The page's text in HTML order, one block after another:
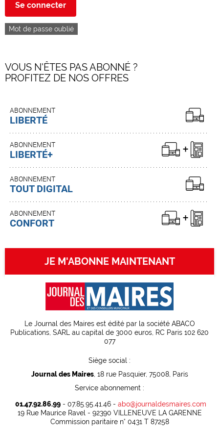
Se connecter
Mot de passe oublié
VOUS N'ÊTES PAS ABONNÉ ?
PROFITEZ DE NOS OFFRES
ABONNEMENT
LIBERTÉ
ABONNEMENT
LIBERTÉ+
ABONNEMENT
TOUT DIGITAL
ABONNEMENT
CONFORT
JE M'ABONNE MAINTENANT
Le Journal des Maires est édité par la société ABACO
Publications, SARL au capital de 3000 euros, RC Paris 102 620
077
Siège social :
Journal des Maires, 18 rue Pasquier, 75008, Paris
Service abonnement :
01.47.92.86.99- 07.85.95.41.46 - abo@journaldesmaires.com
19 Rue Maurice Ravel - 92390 VILLENEUVE LA GARENNE
Commission paritaire n° 0431 T 87258